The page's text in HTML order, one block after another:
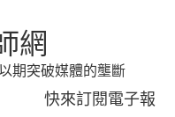
網
期突破媒體的壟斷
快來訂閱電子報